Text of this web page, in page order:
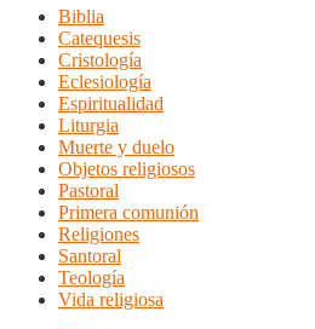
Biblia
Catequesis
Cristología
Eclesiología
Espiritualidad
Liturgia
Muerte y duelo
Objetos religiosos
Pastoral
Primera comunión
Religiones
Santoral
Teología
Vida religiosa